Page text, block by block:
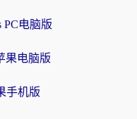
PC电脑版
果电脑版
手机版